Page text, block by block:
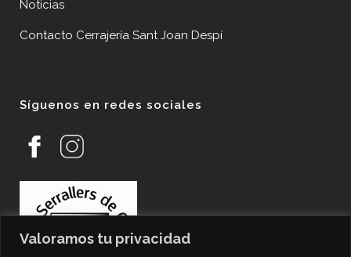
Valoramos tu privacidad
Noticias
Contacto Cerrajería Sant Joan Despí
Síguenos en redes sociales